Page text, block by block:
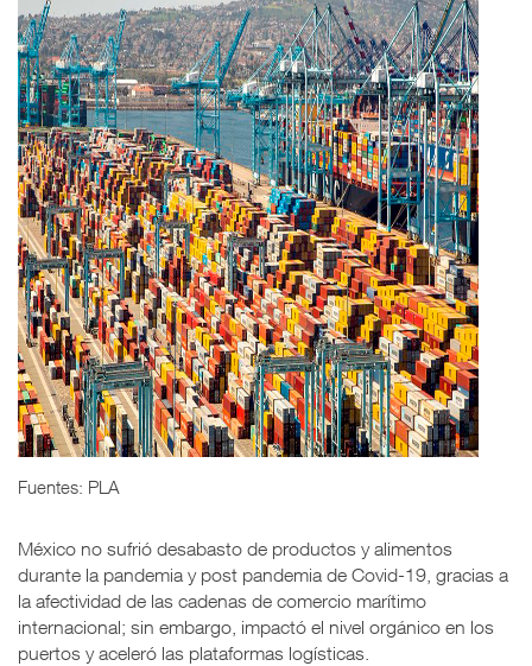
Fuentes: PLA
México no sufrió desabasto de productos y alimentos
durante la pandemia y post pandemia de Covid-19, gracias a
la afectividad de las cadenas de comercio marítimo
internacional; sin embargo, impactó el nivel orgánico en los
puertos y aceleró las plataformas logísticas.